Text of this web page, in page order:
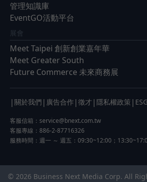
管理知識庫
EventGO活動平台
展會
Meet Taipei 創新創業嘉年華
Meet Greater South
Future Commerce 未來商務展
| 關於我們 | 廣告合作 | 徵才 | 隱私權政策 |
客服信箱： service@bnext.com.tw
客服專線：886-2-87716326
服務時間：週一 ～ 週五：09:30~12:00；
© 2026 Business Next Media Corp. All